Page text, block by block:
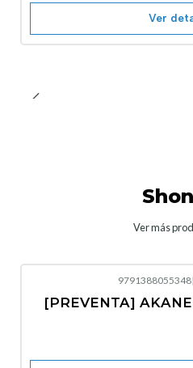
Ver
Ver más
No disponible
9791388055348|
[PREVENTA]